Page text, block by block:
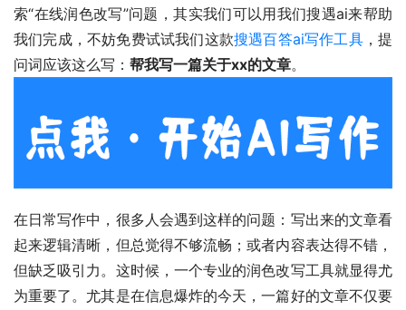
索“在线润色改写”问题，其实我们可以用我们搜遇ai来帮助
我们完成，不妨免费试试我们这款搜遇百答ai写作工具，提
问词应该这么写： 帮我写一篇关于xx的文章。
在日常写作中，很多人会遇到这样的问题：写出来的文章看
起来逻辑清晰，但总觉得不够流畅；或者内容表达得不错，
但缺乏吸引力。这时候，一个专业的润色改写工具就显得尤
为重要了。尤其是在信息爆炸的今天，一篇好的文章不仅要